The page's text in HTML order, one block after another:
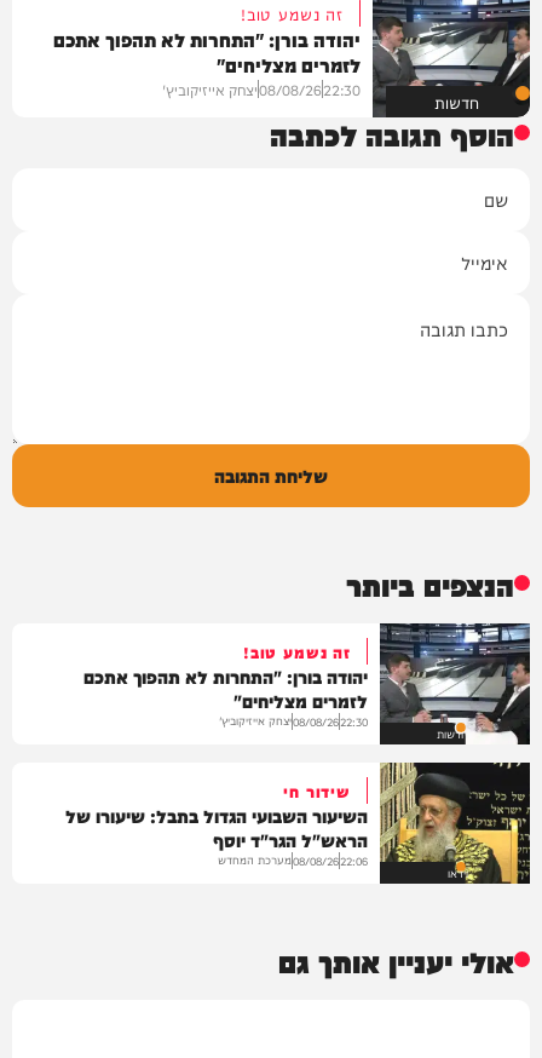
חדשות
זה נשמע טוב!
יהודה בורן: "התחרות לא תהפוך אתכם
לזמרים מצליחים"
22:30
08/08/26יצחק אייזיקוביץ'
הוסף תגובה לכתבה
שליחת התגובה
הנצפים ביותר
חדשות
זה נשמע טוב!
יהודה בורן: "התחרות לא תהפוך אתכם
לזמרים מצליחים"
22:30
08/08/26יצחק אייזיקוביץ'
וידאו
שידור חי
השיעור השבועי הגדול בתבל: שיעורו של
הראש"ל הגר"ד יוסף
22:06
08/08/26מערכת המחדש
אולי יעניין אותך גם